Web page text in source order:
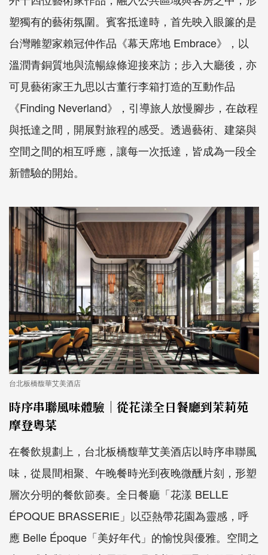
塑獨有的藝術氛圍。賓客抵達時，首先映入眼簾的是
台灣雕塑家賴冠仲作品《幕天席地 Embrace》，以
溫潤青銅質地與流暢線條迎接來訪；步入大廳後，亦
可見藝術家王九思以古董行李箱打造的互動作品
《Finding Neverland》，引導旅人放慢腳步，在啟程
與抵達之間，開展對旅程的感受。透過藝術、建築與
空間之間的相互呼應，讓每一次抵達，皆成為一段全
新體驗的開始。
台北板橋馥華艾美酒店
時序串聯風味體驗｜從花漾全日餐廳到茉莉苑
摩登粵菜
在餐飲規劃上，台北板橋馥華艾美酒店以時序串聯風
味，從晨間相聚、午晚餐時光到夜晚微醺片刻，形塑
層次分明的餐飲節奏。全日餐廳「花漾 BELLE
ÉPOQUE BRASSERIE」以亞熱帶花園為靈感，呼
應 Belle Époque「美好年代」的愉悅與優雅。空間之